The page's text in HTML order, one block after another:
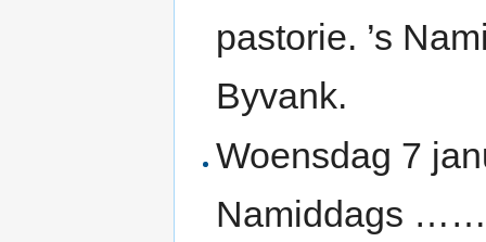
pastorie. ’s
Byvank.
Woensdag 7
Namiddags